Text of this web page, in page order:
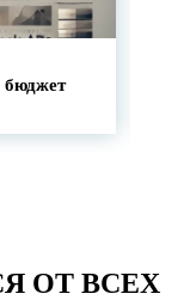
ОТ ВСЕХ